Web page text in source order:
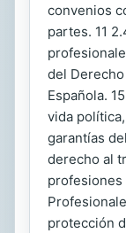
convenios
partes. 11
del
Española.
vida
garantías
derecho al
profesiones
protección